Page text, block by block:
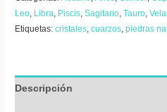
Leo, Libra, Piscis,Sagitario,Tauro,
Etiquetas:cristales,cuarzos,piedras
Descripción